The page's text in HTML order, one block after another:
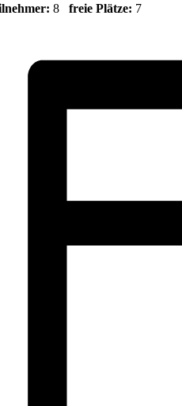
8freie Plätze: 7